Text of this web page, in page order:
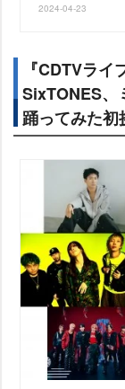
2024-04-23
『CDTVラ
SixTONES
踊ってみた初